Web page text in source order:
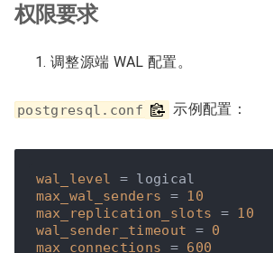
权限要求
调整源端 WAL 配置。
postgresql.conf 示例配置：
wal_level
max_wal_senders = 10
max_replication_slots = 10
wal_sender_timeout = 0
max_connections = 600